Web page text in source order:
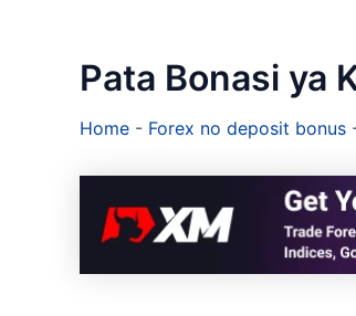
Pata Bonasi ya
Home - Forex no deposit bonus